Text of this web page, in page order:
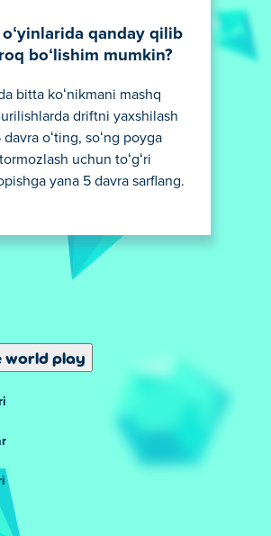
oʻyinlarida qanday qilib
boʻlishim mumkin?
bitta koʻnikmani mashq
driftni yaxshilash
oʻting, soʻng poyga
uchun toʻgʻri
yana 5 davra sarflang.
world play